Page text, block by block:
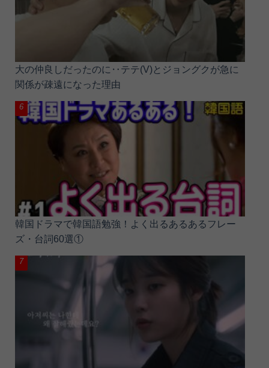
大の仲良しだったのに‥テテ(V)とジョングクが急に
関係が疎遠になった理由
韓国ドラマで韓国語勉強！よく出るあるあるフレー
ズ・台詞60選①